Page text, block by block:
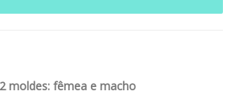
moldes: fêmea e macho